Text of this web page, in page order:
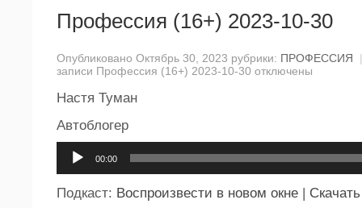
Профессия (16+) 2023-10-30
Опубликовано Октябрь 30, 2023 рубрики: ПРОФЕССИЯ
|
записи Профессия (16+) 2023-10-30 отключены
Настя Туман
Автоблогер
00:00
Подкаст: Воспроизвести в новом окне | Скачать